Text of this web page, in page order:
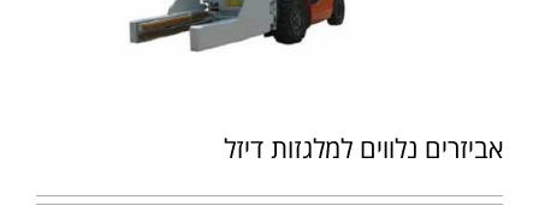
אביזרים נלווים למלגזות דיזל